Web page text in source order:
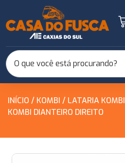
INÍCIO / KOMBI / LATARIA KOMBI
KOMBI DIANTEIRO DIREITO